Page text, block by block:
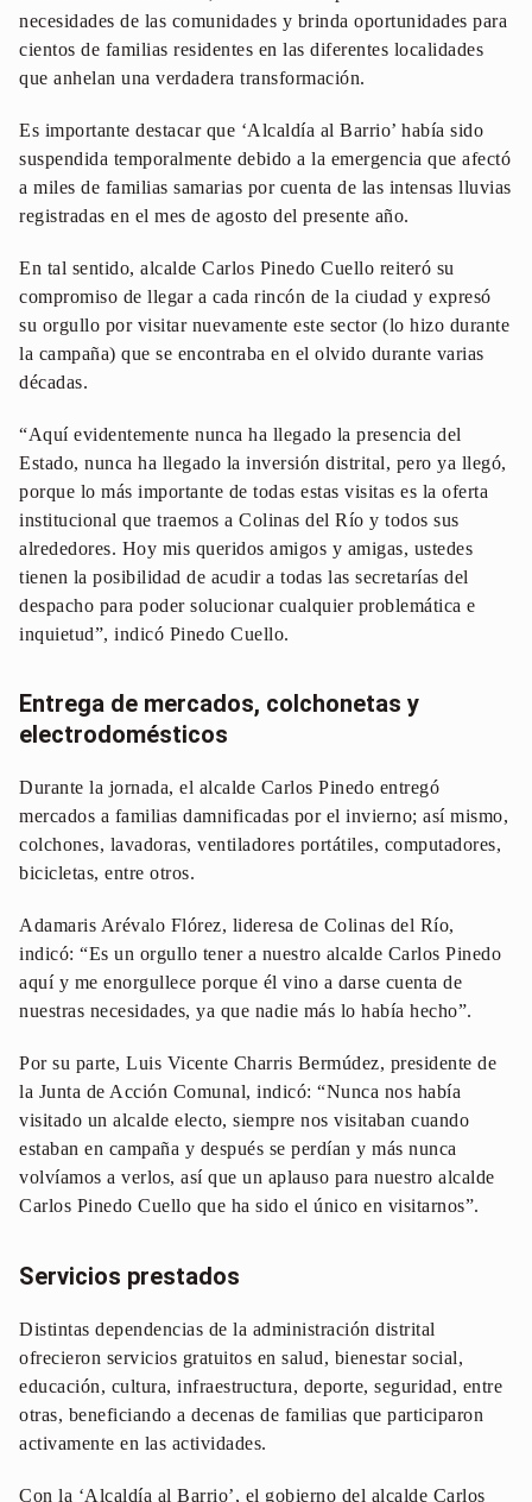
necesidades de las comunidades y brinda oportunidades para
cientos de familias residentes en las diferentes localidades
que anhelan una verdadera transformación.
Es importante destacar que ‘Alcaldía al Barrio’ había sido
suspendida temporalmente debido a la emergencia que afectó
a miles de familias samarias por cuenta de las intensas lluvias
registradas en el mes de agosto del presente año.
En tal sentido, alcalde Carlos Pinedo Cuello reiteró su
compromiso de llegar a cada rincón de la ciudad y expresó
su orgullo por visitar nuevamente este sector (lo hizo durante
la campaña) que se encontraba en el olvido durante varias
décadas.
“Aquí evidentemente nunca ha llegado la presencia del
Estado, nunca ha llegado la inversión distrital, pero ya llegó,
porque lo más importante de todas estas visitas es la oferta
institucional que traemos a Colinas del Río y todos sus
alrededores. Hoy mis queridos amigos y amigas, ustedes
tienen la posibilidad de acudir a todas las secretarías del
despacho para poder solucionar cualquier problemática e
inquietud”, indicó Pinedo Cuello.
Entrega de mercados, colchonetas y
electrodomésticos
Durante la jornada, el alcalde Carlos Pinedo entregó
mercados a familias damnificadas por el invierno; así mismo,
colchones, lavadoras, ventiladores portátiles, computadores,
bicicletas, entre otros.
Adamaris Arévalo Flórez, lideresa de Colinas del Río,
indicó: “Es un orgullo tener a nuestro alcalde Carlos Pinedo
aquí y me enorgullece porque él vino a darse cuenta de
nuestras necesidades, ya que nadie más lo había hecho”.
Por su parte, Luis Vicente Charris Bermúdez, presidente de
la Junta de Acción Comunal, indicó: “Nunca nos había
visitado un alcalde electo, siempre nos visitaban cuando
estaban en campaña y después se perdían y más nunca
volvíamos a verlos, así que un aplauso para nuestro alcalde
Carlos Pinedo Cuello que ha sido el único en visitarnos”.
Servicios prestados
Distintas dependencias de la administración distrital
ofrecieron servicios gratuitos en salud, bienestar social,
educación, cultura, infraestructura, deporte, seguridad, entre
otras, beneficiando a decenas de familias que participaron
activamente en las actividades.
Con la ‘Alcaldía al Barrio’, el gobierno del alcalde Carlos